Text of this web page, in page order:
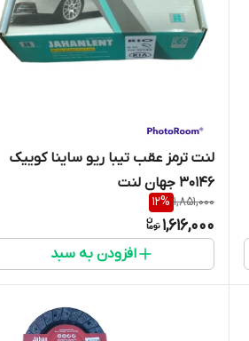
لنت ترمز عقب تیبا ریو ساینا کوییک
30146 جهان لنت
1,851,000
12%
1,616,000
افزودن به سبد